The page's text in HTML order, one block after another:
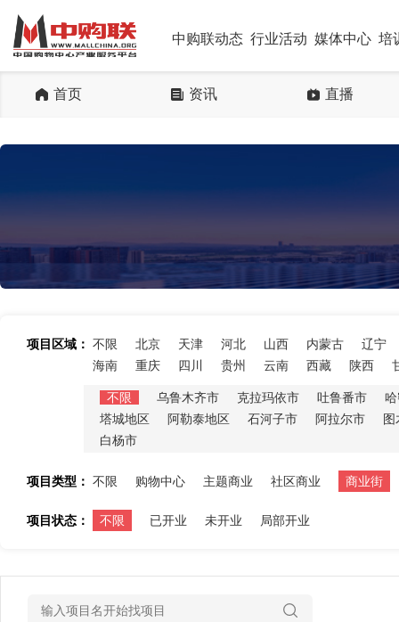
中购联动态 行业活动 媒体中心 培
首页 资讯 直播
项目区域： 不限 北京 天津 河北 山西 内蒙古
辽宁
海南
重庆 四川 贵州 云南 西藏 陕西
不限 乌鲁木齐市 克拉玛依市 吐鲁番市
塔城地区
阿勒泰地区 石河子市 阿拉尔市
图
白杨市
项目类型： 不限 购物中心 主题商业 社区商业 商业街
项目状态： 不限 已开业 未开业 局部开业